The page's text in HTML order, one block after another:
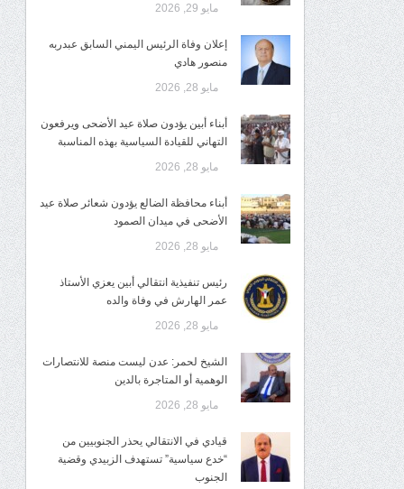
مايو 29, 2026
إعلان وفاة الرئيس اليمني السابق عبدربه
منصور هادي
مايو 28, 2026
أبناء أبين يؤدون صلاة عيد الأضحى ويرفعون
التهاني للقيادة السياسية بهذه المناسبة
مايو 28, 2026
أبناء محافظة الضالع يؤدون شعائر صلاة عيد
الأضحى في ميدان الصمود
مايو 28, 2026
رئيس تنفيذية انتقالي أبين يعزي الأستاذ
عمر الهارش في وفاة والده
مايو 28, 2026
الشيخ لحمر: عدن ليست منصة للانتصارات
الوهمية أو المتاجرة بالدين
مايو 28, 2026
قيادي في الانتقالي يحذر الجنوبيين من
“خدع سياسية” تستهدف الزبيدي وقضية
الجنوب